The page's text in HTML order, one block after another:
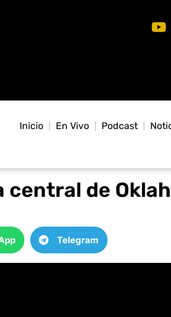
Inicio En Vivo Podcast
central de
Telegram